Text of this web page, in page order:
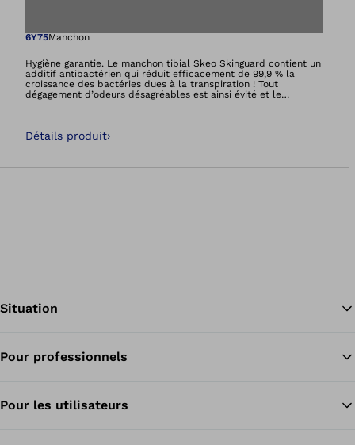
Ouvre l’image
6Y75Manchon
Hygiène garantie. Le manchon tibial Skeo Skinguard contient un
additif antibactérien qui réduit efficacement de 99,9 % la
croissance des bactéries dues à la transpiration ! Tout
dégagement d’odeurs désagréables est ainsi évité et le
faciles à nettoyer, offrent une bonne adhérence et un effet
6Y75 (TT) peut être utilisé avec la prise rapide.
Détails produit›
Situation
Pour professionnels
Pour les utilisateurs